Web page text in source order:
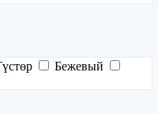
Бежевый